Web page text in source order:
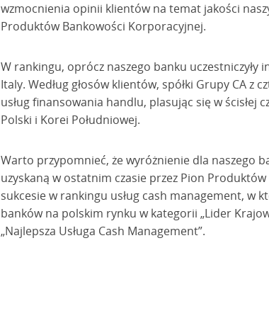
wzmocnienia opinii klientów na temat jakości
Produktów Bankowości Korporacyjnej.
W rankingu, oprócz naszego banku uczestniczyły
Italy. Według głosów klientów, spółki Grupy CA
usług finansowania handlu, plasując się w ścisłej
Polski i Korei Południowej.
Warto przypomnieć, że wyróżnienie dla naszego
uzyskaną w ostatnim czasie przez Pion
sukcesie w rankingu usług cash management, w
banków na polskim rynku w kategorii „Lider
„Najlepsza Usługa Cash Management”.